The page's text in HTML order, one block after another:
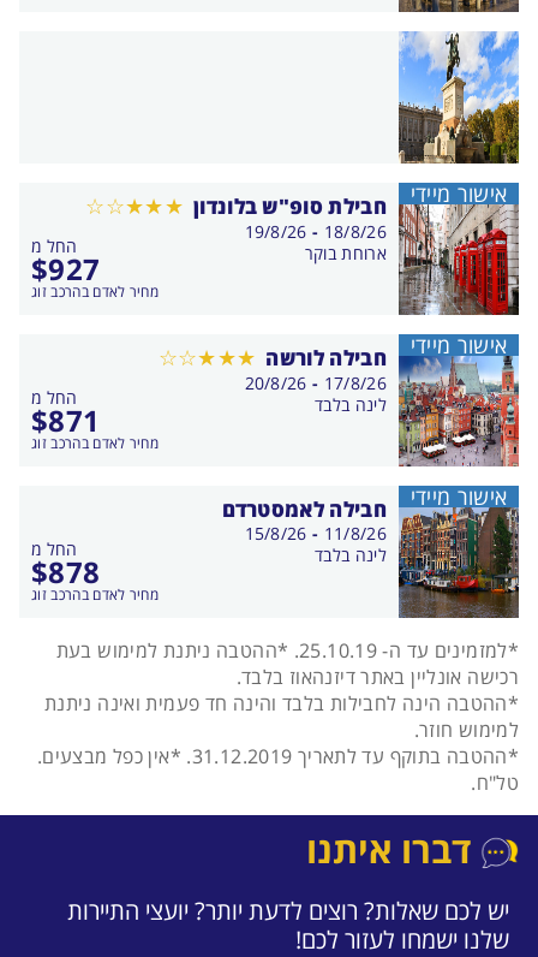
חבילת סופ"ש בלונדון
החל מ
$927
מחיר לאדם בהרכב זוג
בין
התאריכים,
18/8/26
-
19/8/26
ארוחת בוקר
אישור מיידי
חבילה לורשה
החל מ
$871
מחיר לאדם בהרכב זוג
בין
התאריכים,
17/8/26
-
20/8/26
לינה בלבד
אישור מיידי
חבילה לאמסטרדם
החל מ
$878
מחיר לאדם בהרכב זוג
בין
התאריכים,
11/8/26
-
15/8/26
לינה בלבד
אישור מיידי
*למזמינים עד ה- 25.10.19. *ההטבה ניתנת למימוש בעת
רכישה אונליין באתר דיזנהאוז בלבד.
*ההטבה הינה לחבילות בלבד והינה חד פעמית ואינה ניתנת
למימוש חוזר.
*ההטבה בתוקף עד לתאריך 31.12.2019. *אין כפל מבצעים.
טל"ח.
דברו איתנו
יש לכם שאלות? רוצים לדעת יותר? יועצי התיירות
שלנו ישמחו לעזור לכם!